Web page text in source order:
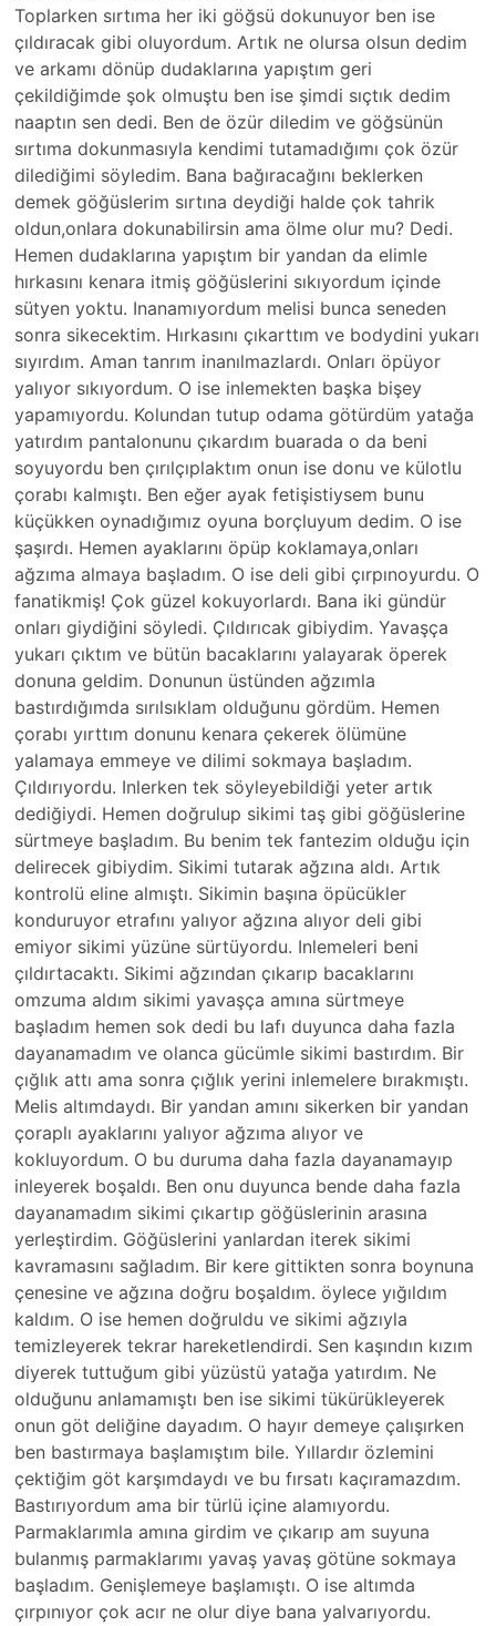
Toplarken sırtıma her iki göğsü dokunuyor ben ise
çıldıracak gibi oluyordum. Artık ne olursa olsun dedim
ve arkamı dönüp dudaklarına yapıştım geri
çekildiğimde şok olmuştu ben ise şimdi sıçtık dedim
naaptın sen dedi. Ben de özür diledim ve göğsünün
sırtıma dokunmasıyla kendimi tutamadığımı çok özür
dilediğimi söyledim. Bana bağıracağını beklerken
demek göğüslerim sırtına deydiği halde çok tahrik
oldun,onlara dokunabilirsin ama ölme olur mu? Dedi.
Hemen dudaklarına yapıştım bir yandan da elimle
hırkasını kenara itmiş göğüslerini sıkıyordum içinde
sütyen yoktu. Inanamıyordum melisi bunca seneden
sonra sikecektim. Hırkasını çıkarttım ve bodydini yukarı
sıyırdım. Aman tanrım inanılmazlardı. Onları öpüyor
yalıyor sıkıyordum. O ise inlemekten başka bişey
yapamıyordu. Kolundan tutup odama götürdüm yatağa
yatırdım pantalonunu çıkardım buarada o da beni
soyuyordu ben çırılçıplaktım onun ise donu ve külotlu
çorabı kalmıştı. Ben eğer ayak fetişistiysem bunu
küçükken oynadığımız oyuna borçluyum dedim. O ise
şaşırdı. Hemen ayaklarını öpüp koklamaya,onları
ağzıma almaya başladım. O ise deli gibi çırpınoyurdu. O
fanatikmiş! Çok güzel kokuyorlardı. Bana iki gündür
onları giydiğini söyledi. Çıldırıcak gibiydim. Yavaşça
yukarı çıktım ve bütün bacaklarını yalayarak öperek
donuna geldim. Donunun üstünden ağzımla
bastırdığımda sırılsıklam olduğunu gördüm. Hemen
çorabı yırttım donunu kenara çekerek ölümüne
yalamaya emmeye ve dilimi sokmaya başladım.
Çıldırıyordu. Inlerken tek söyleyebildiği yeter artık
dediğiydi. Hemen doğrulup sikimi taş gibi göğüslerine
sürtmeye başladım. Bu benim tek fantezim olduğu için
delirecek gibiydim. Sikimi tutarak ağzına aldı. Artık
kontrolü eline almıştı. Sikimin başına öpücükler
konduruyor etrafını yalıyor ağzına alıyor deli gibi
emiyor sikimi yüzüne sürtüyordu. Inlemeleri beni
çıldırtacaktı. Sikimi ağzından çıkarıp bacaklarını
omzuma aldım sikimi yavaşça amına sürtmeye
başladım hemen sok dedi bu lafı duyunca daha fazla
dayanamadım ve olanca gücümle sikimi bastırdım. Bir
çığlık attı ama sonra çığlık yerini inlemelere bırakmıştı.
Melis altımdaydı. Bir yandan amını sikerken bir yandan
çoraplı ayaklarını yalıyor ağzıma alıyor ve
kokluyordum. O bu duruma daha fazla dayanamayıp
inleyerek boşaldı. Ben onu duyunca bende daha fazla
dayanamadım sikimi çıkartıp göğüslerinin arasına
yerleştirdim. Göğüslerini yanlardan iterek sikimi
kavramasını sağladım. Bir kere gittikten sonra boynuna
çenesine ve ağzına doğru boşaldım. öylece yığıldım
kaldım. O ise hemen doğruldu ve sikimi ağzıyla
temizleyerek tekrar hareketlendirdi. Sen kaşındın kızım
diyerek tuttuğum gibi yüzüstü yatağa yatırdım. Ne
olduğunu anlamamıştı ben ise sikimi tükürükleyerek
onun göt deliğine dayadım. O hayır demeye çalışırken
ben bastırmaya başlamıştım bile. Yıllardır özlemini
çektiğim göt karşımdaydı ve bu fırsatı kaçıramazdım.
Bastırıyordum ama bir türlü içine alamıyordu.
Parmaklarımla amına girdim ve çıkarıp am suyuna
bulanmış parmaklarımı yavaş yavaş götüne sokmaya
başladım. Genişlemeye başlamıştı. O ise altımda
çırpınıyor çok acır ne olur diye bana yalvarıyordu.